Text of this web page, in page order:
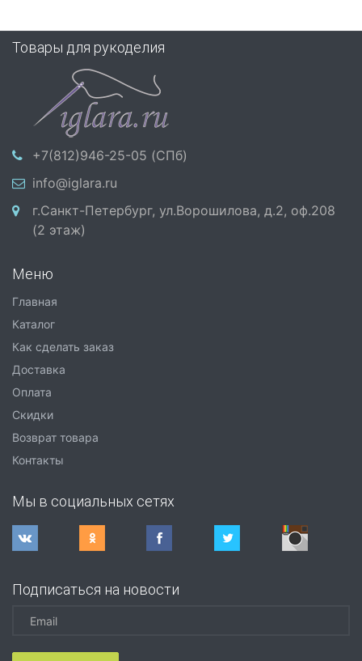
Товары для рукоделия
+7(812)946-25-05 (СПб)
info@iglara.ru
г.Санкт-Петербург, ул.Ворошилова, д.2, оф.208
(2 этаж)
Меню
Главная
Каталог
Как сделать заказ
Доставка
Оплата
Скидки
Возврат товара
Контакты
Мы в социальных сетях
Подписаться на новости